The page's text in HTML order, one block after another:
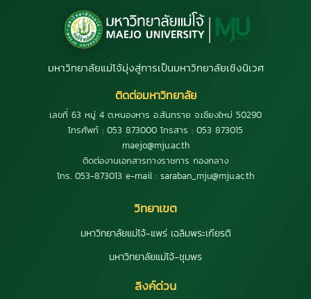
มหาวิทยาลัยแม่โจ้มุ่งสู่การเป็นมหาวิทยาลัยเชิงนิเวศ
ติดต่อมหาวิทยาลัย
เลขที่ 63 หมู่ 4 ต.หนองหาร อ.สันทราย จ.เชียงใหม่ 50290
โทรศัพท์ : 053 873000 โทรสาร : 053 873015
maejo@mju.ac.th
ติดต่องานเอกสารทางราชการ กองกลาง
โทร. 053-873013 e-mail : saraban_mju@mju.ac.th
วิทยาเขต
มหาวิทยาลัยแม่โจ้-แพร่ เฉลิมพระเกียรติ
มหาวิทยาลัยแม่โจ้-ชุมพร
ลิงค์ด่วน